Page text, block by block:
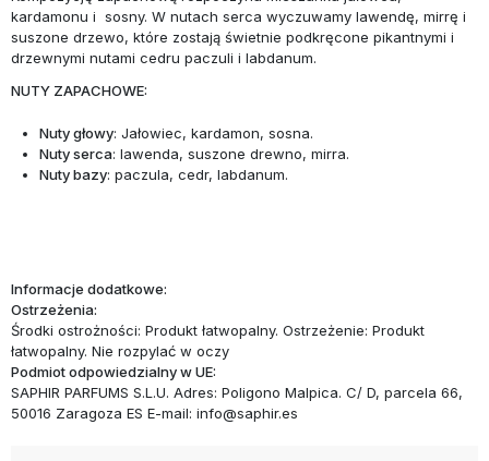
kardamonu i sosny. W nutach serca wyczuwamy lawendę, mirrę i
suszone drzewo, które zostają świetnie podkręcone pikantnymi i
drzewnymi nutami cedru paczuli i labdanum.
NUTY ZAPACHOWE:
Nuty głowy: Jałowiec, kardamon, sosna.
Nuty serca: lawenda, suszone drewno, mirra.
Nuty bazy: paczula, cedr, labdanum.
Informacje dodatkowe:
Ostrzeżenia:
Środki ostrożności: Produkt łatwopalny. Ostrzeżenie: Produkt
łatwopalny. Nie rozpylać w oczy
Podmiot odpowiedzialny w UE:
SAPHIR PARFUMS S.L.U. Adres: Poligono Malpica. C/ D, parcela 66,
50016 Zaragoza ES E-mail: info@saphir.es